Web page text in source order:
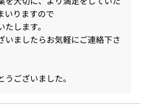
いりますので
します。
いましたらお気軽にご連絡下さ
ございました。